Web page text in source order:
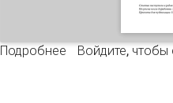
Подробнее о Книги с
Войдите, чтобы